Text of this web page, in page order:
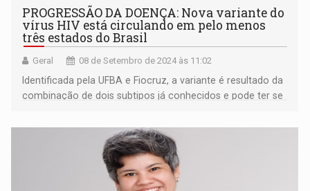
PROGRESSÃO DA DOENÇA: Nova variante do
vírus HIV está circulando em pelo menos
três estados do Brasil
Geral 08 de Setembro de 2024 às 11:02
Identificada pela UFBA e Fiocruz, a variante é resultado da
combinação de dois subtipos já conhecidos e pode ter se